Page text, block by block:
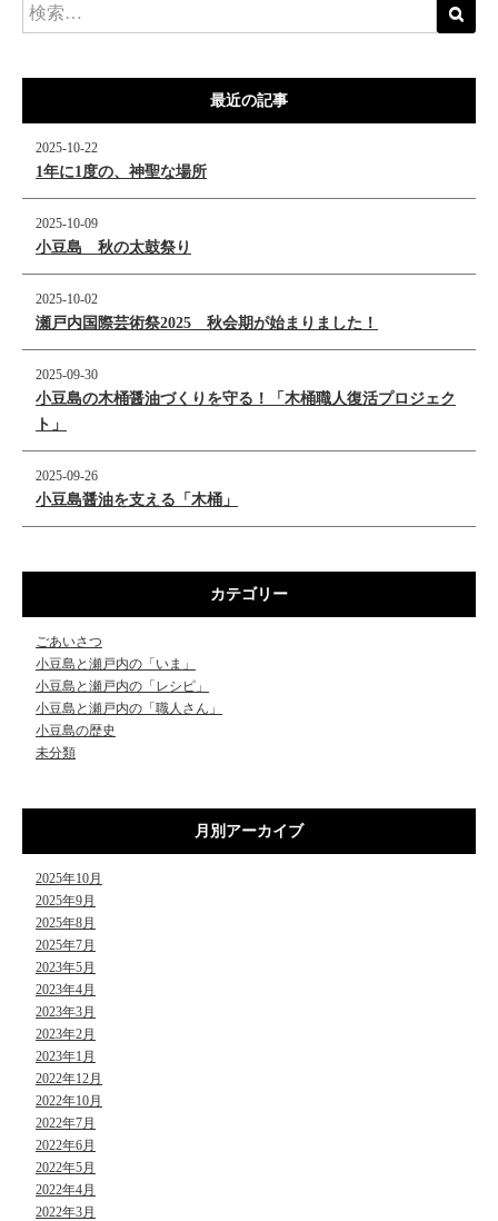
最近の記事
2025-10-22
1年に1度の、神聖な場所
2025-10-09
小豆島 秋の太鼓祭り
2025-10-02
瀬戸内国際芸術祭2025 秋会期が始まりました！
2025-09-30
小豆島の木桶醤油づくりを守る！「木桶職人復活プロジェク
ト」
2025-09-26
小豆島醤油を支える「木桶」
カテゴリー
ごあいさつ
小豆島と瀬戸内の「いま」
小豆島と瀬戸内の「レシピ」
小豆島と瀬戸内の「職人さん」
小豆島の歴史
未分類
月別アーカイブ
2025年10月
2025年9月
2025年8月
2025年7月
2023年5月
2023年4月
2023年3月
2023年2月
2023年1月
2022年12月
2022年10月
2022年7月
2022年6月
2022年5月
2022年4月
2022年3月